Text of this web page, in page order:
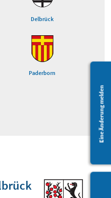
Eine Änderung melden
Delbrück
Paderborn